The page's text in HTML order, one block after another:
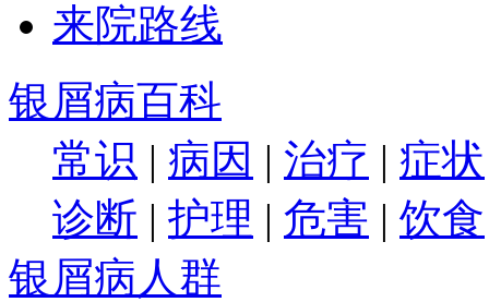
来院路线
银屑病百科
常识 | 病因 | 治疗 | 症状
诊断 | 护理 | 危害 | 饮食
银屑病人群